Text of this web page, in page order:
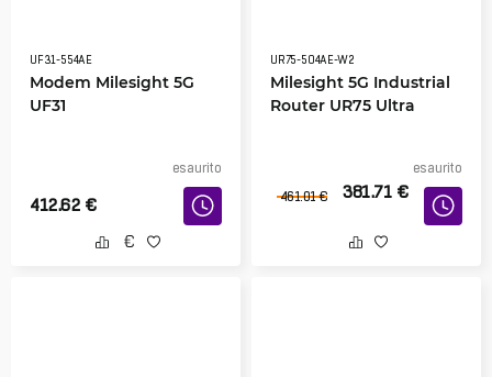
UF31-554AE
Modem Milesight 5G
UF31
esaurito
412.62 €
UR75-504AE-W2
Milesight 5G Industrial
Router UR75 Ultra
esaurito
461.01 € 381.71 €